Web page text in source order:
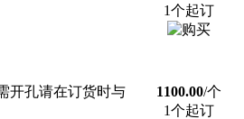
1个起订
开孔请在订货时与 1100.00/个
1个起订